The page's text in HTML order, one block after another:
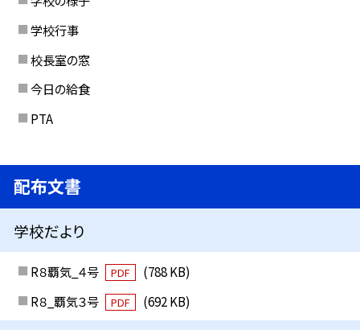
学校行事
校長室の窓
今日の給食
PTA
配布文書
学校だより
R８覇気_４号 PDF
(788 KB)
R８_覇気３号
PDF (692 KB)